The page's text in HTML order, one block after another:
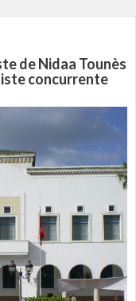
de Nidaa Tounès
concurrente